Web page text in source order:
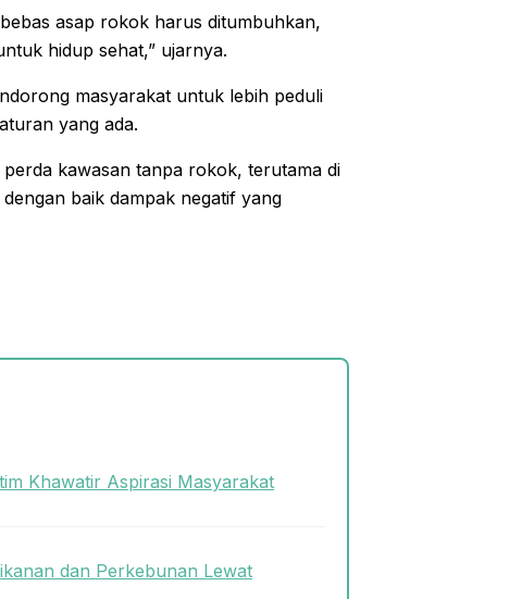
asap rokok harus ditumbuhkan,
hidup sehat,” ujarnya.
masyarakat untuk lebih peduli
yang ada.
kawasan tanpa rokok, terutama di
baik dampak negatif yang
Khawatir Aspirasi Masyarakat
dan Perkebunan Lewat